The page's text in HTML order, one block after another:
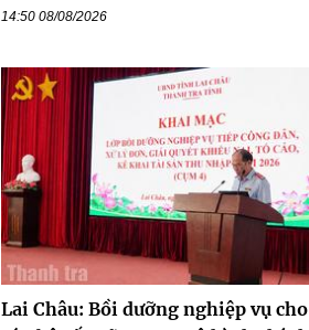
14:50 08/08/2026
Lai Châu: Bồi dưỡng nghiệp vụ cho